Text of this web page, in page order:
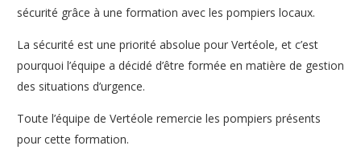
sécurité grâce à une formation avec les pompiers locaux.
La sécurité est une priorité absolue pour Vertéole, et c’est
pourquoi l’équipe a décidé d’être formée en matière de gestion
des situations d’urgence.
Toute l’équipe de Vertéole remercie les pompiers présents
pour cette formation.